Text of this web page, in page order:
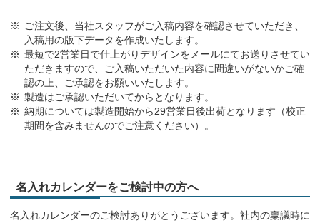
ご注文後、当社スタッフがご入稿内容を確認させていただき、
入稿用の版下データを作成いたします。
最短で2営業日で仕上がりデザインをメールにてお送りさせてい
ただきますので、ご入稿いただいた内容に間違いがないかご確
認の上、ご承認をお願いいたします。
製造はご承認いただいてからとなります。
納期については製造開始から29営業日後出荷となります（校正
期間を含みませんのでご注意ください）。
名入れカレンダーをご検討中の方へ
名入れカレンダーのご検討ありがとうございます。社内の稟議時に